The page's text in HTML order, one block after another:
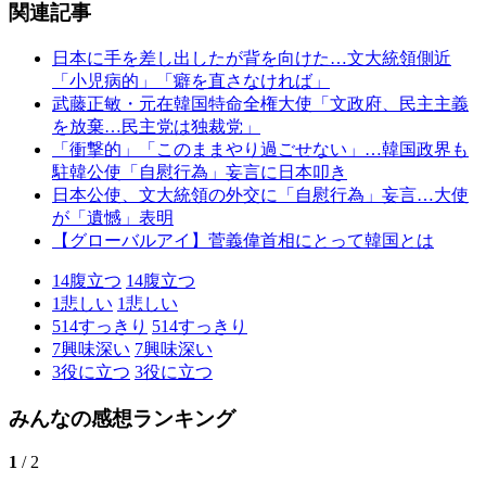
関連記事
日本に手を差し出したが背を向けた…文大統領側近
「小児病的」「癖を直さなければ」
武藤正敏・元在韓国特命全権大使「文政府、民主主義
を放棄…民主党は独裁党」
「衝撃的」「このままやり過ごせない」…韓国政界も
駐韓公使「自慰行為」妄言に日本叩き
日本公使、文大統領の外交に「自慰行為」妄言…大使
が「遺憾」表明
【グローバルアイ】菅義偉首相にとって韓国とは
14腹立つ 14腹立つ
1悲しい 1悲しい
514すっきり 514すっきり
7興味深い 7興味深い
3役に立つ 3役に立つ
みんなの感想ランキング
1 / 2